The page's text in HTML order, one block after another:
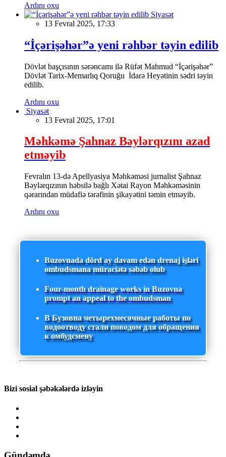
Ardını oxu
Siyasət
13 Fevral 2025, 17:33
“İçərişəhər”ə yeni rəhbər təyin edilib
Dövlət başçısının sərəncamı ilə Rüfət Mahmud “İçərişəhər”
Dövlət Tarix-Memarlıq Qoruğu İdarə Heyətinin sədri təyin
edilib.
Ardını oxu
Siyasət
13 Fevral 2025, 17:01
Məhkəmə Şahnaz Bəylərqızını azad
etməyib
Fevralın 13-də Apellyasiya Məhkəməsi jurnalist Şahnaz
Bəylərqızının həbsilə bağlı Xətai Rayon Məhkəməsinin
qərarından müdafiə tərəfinin şikayətini təmin etməyib.
Ardını oxu
Buzovnada dörd ay davam edən drenaj işləri
ombudsmana müraciətə səbəb olub
Four-month drainage works in Buzovna
prompt an appeal to the ombudsman
В Бузовна четырехмесячные работы по
водоотводу стали поводом для обращения
к омбудсмену
Bizi sosial şəbəkələrdə izləyin